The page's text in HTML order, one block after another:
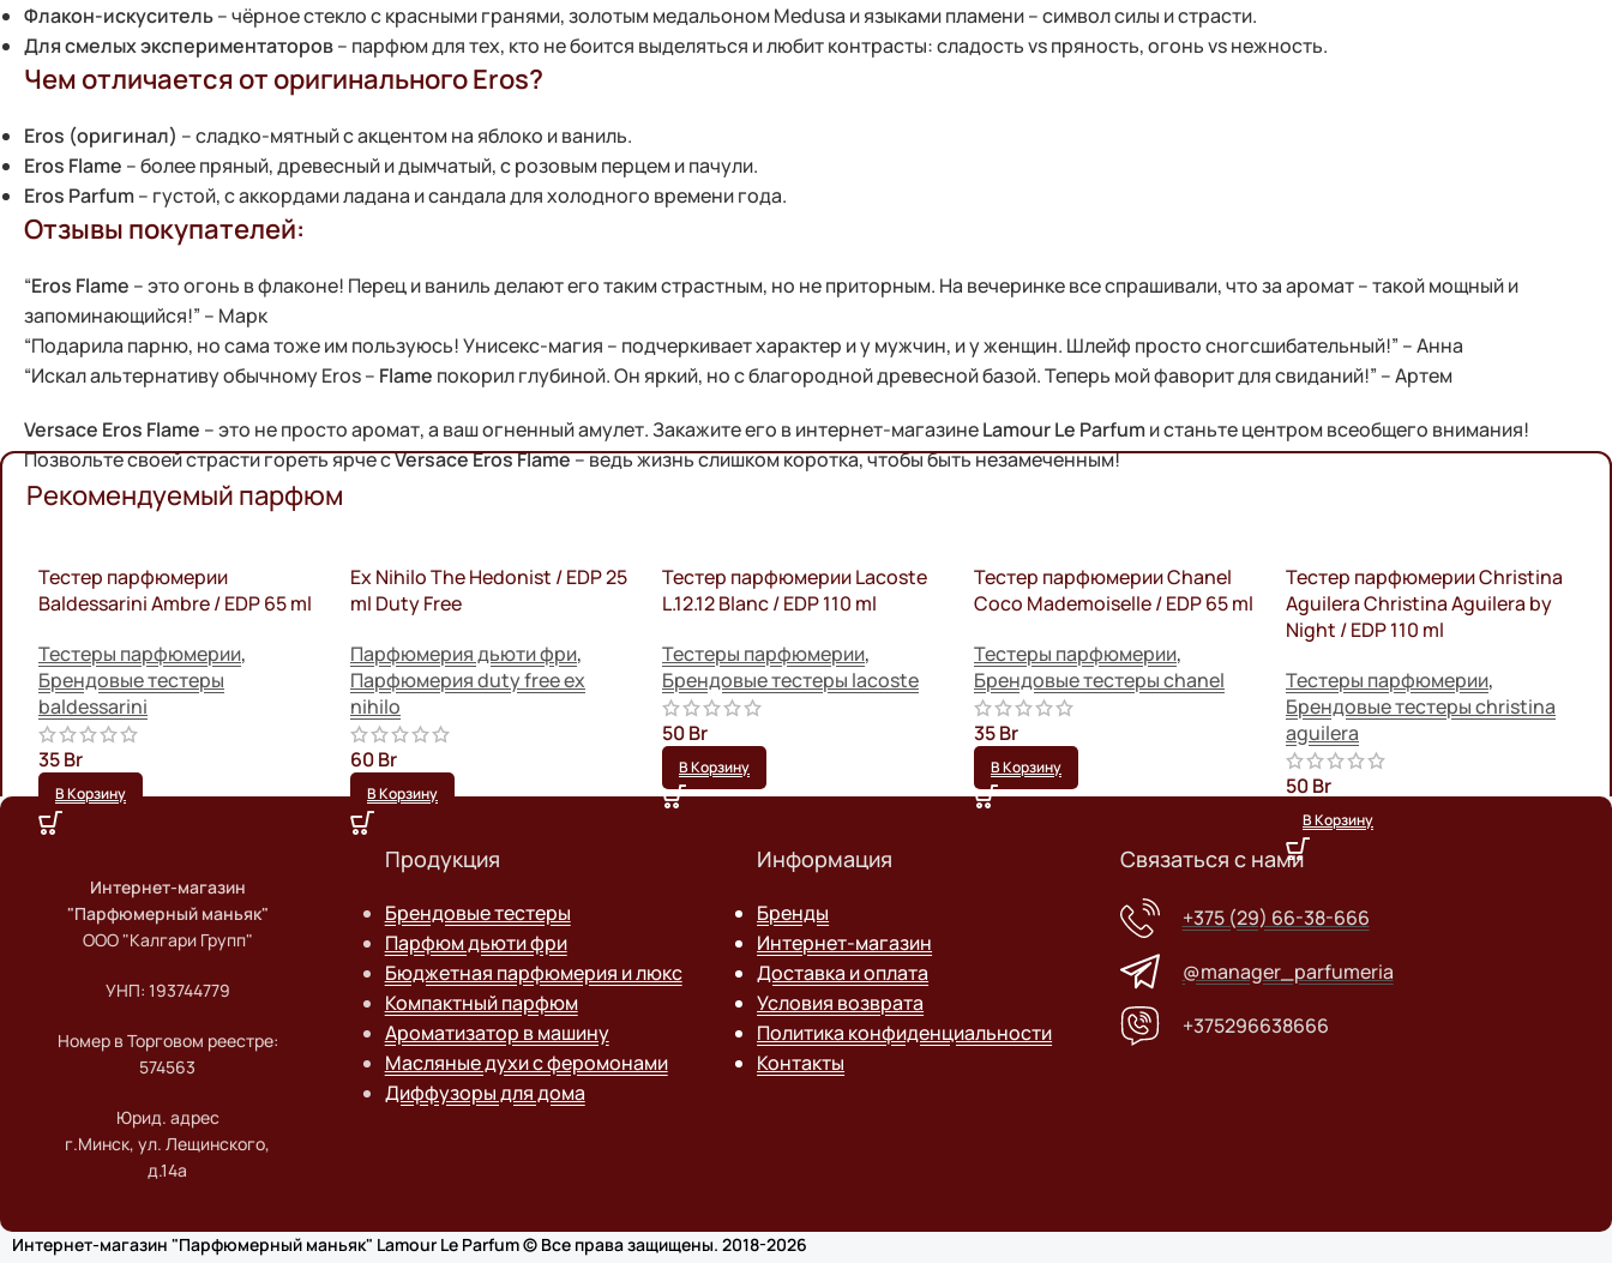
Флакон-искуситель– чёрное стекло с красными гранями, золотым медальоном Medusa и языками пламени – символ силы и страсти.
Для смелых экспериментаторов– парфюм для тех, кто не боится выделяться и любит контрасты: сладость vs пряность, огонь vs нежность.
Чем отличается от оригинального Eros?
Eros (оригинал) – сладко-мятный с акцентом на яблоко и ваниль.
Eros Flame – более пряный, древесный и дымчатый, с розовым перцем и пачули.
Eros Parfum– густой, с аккордами ладана и сандала для холодного времени года.
Отзывы покупателей:
“Eros Flame – это огонь в флаконе! Перец и ваниль делают его таким страстным, но не приторным. На вечеринке все спрашивали, что за аромат – такой мощный и
запоминающийся!” – Марк
“Подарила парню, но сама тоже им пользуюсь! Унисекс-магия – подчеркивает характер и у мужчин, и у женщин. Шлейф просто сногсшибательный!” – Анна
“Искал альтернативу обычному Eros – Flame покорил глубиной. Он яркий, но с благородной древесной базой. Теперь мой фаворит для свиданий!” – Артем
Versace Eros Flame – это не просто аромат, а ваш огненный амулет. Закажите его в интернет-магазинеLamour Le Parfumи станьте центром всеобщего внимания!
Позвольте своей страсти гореть ярче сVersace Eros Flame– ведь жизнь слишком коротка, чтобы быть незамеченным!
Рекомендуемый парфюм
Тестер парфюмерии
Baldessarini Ambre / EDP 65 ml
Тестеры парфюмерии,
Брендовые тестеры
baldessarini
35Br
В Корзину
Ex Nihilo The Hedonist / EDP 25
ml Duty Free
Парфюмерия дьюти фри,
Парфюмерия duty free ex
nihilo
60Br
В Корзину
Тестер парфюмерии Lacoste
L.12.12 Blanc / EDP 110 ml
Тестеры парфюмерии,
Брендовые тестеры lacoste
50Br
В Корзину
Тестер парфюмерии Chanel
Coco Mademoiselle / EDP 65 ml
Тестеры парфюмерии,
Брендовые тестеры chanel
35Br
В Корзину
Тестер парфюмерии Christina
Aguilera Christina Aguilera by
Night / EDP 110 ml
Тестеры парфюмерии,
Брендовые тестеры christina
aguilera
50Br
В Корзину
Интернет-магазин
"Парфюмерный маньяк"
ООО "Калгари Групп"
УНП: 193744779
Номер в Торговом реестре:
574563
Юрид. адрес
г.Минск, ул. Лещинского,
д.14а
Продукция
Брендовые тестеры
Парфюм дьюти фри
Бюджетная парфюмерия и люкс
Компактный парфюм
Ароматизатор в машину
Масляные духи с феромонами
Диффузоры для дома
Информация
Бренды
Интернет-магазин
Доставка и оплата
Условия возврата
Политика конфиденциальности
Контакты
Связаться с нами
+375 (29) 66-38-666
@manager_parfumeria
+375296638666
Интернет-магазин "Парфюмерный маньяк" Lamour Le Parfum © Все права защищены. 2018-2026